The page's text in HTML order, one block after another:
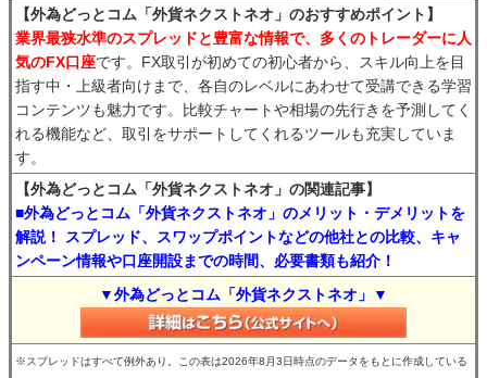
【外為どっとコム「外貨ネクストネオ」のおすすめポイント】
業界最狭水準のスプレッドと豊富な情報で、多くのトレーダーに人
気のFX口座です。FX取引が初めての初心者から、スキル向上を目
指す中・上級者向けまで、各自のレベルにあわせて受講できる学習
コンテンツも魅力です。比較チャートや相場の先行きを予測してく
れる機能など、取引をサポートしてくれるツールも充実していま
す。
【外為どっとコム「外貨ネクストネオ」の関連記事】
■外為どっとコム「外貨ネクストネオ」のメリット・デメリットを
解説！ スプレッド、スワップポイントなどの他社との比較、キャ
ンペーン情報や口座開設までの時間、必要書類も紹介！
▼外為どっとコム「外貨ネクストネオ」▼
※スプレッドはすべて例外あり。この表は2026年8月3日時点のデータをもとに作成している